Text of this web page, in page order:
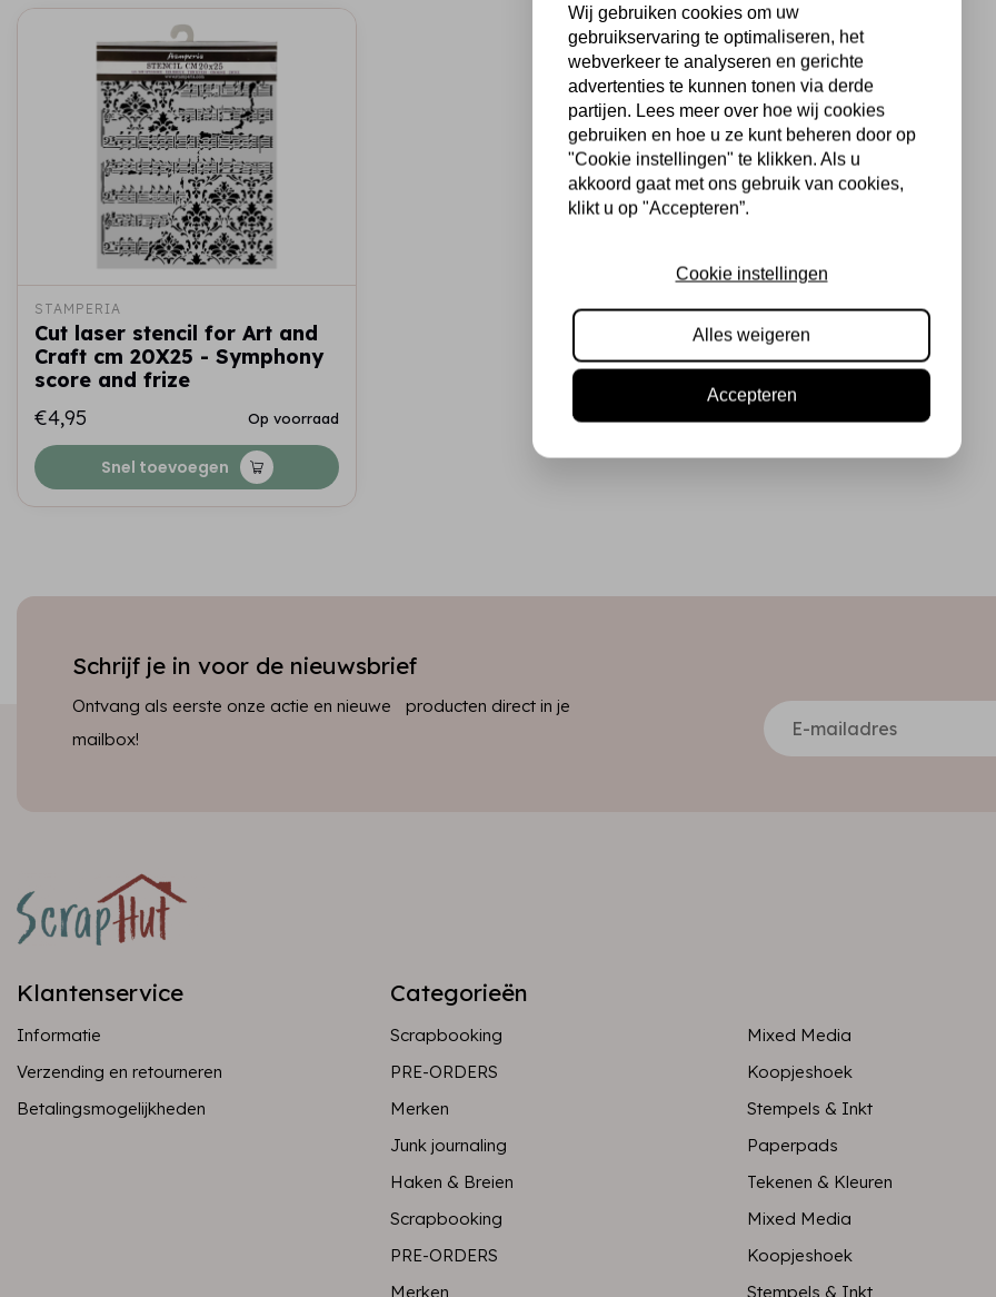
STAMPERIA
Cut laser stencil for Art and
Craft cm 20X25 - Symphony
score and frize
€4,95
Op voorraad
Snel toevoegen
Schrijf je in voor de nieuwsbrief
Ontvang als eerste onze actie en nieuwe producten direct in je
mailbox!
Klantenservice
Informatie
Verzending en retourneren
Betalingsmogelijkheden
Categorieën
Scrapbooking
Mixed Media
PRE-ORDERS
Koopjeshoek
Merken
Stempels & Inkt
Junk journaling
Paperpads
Haken & Breien
Tekenen & Kleuren
Scrapbooking
Mixed Media
PRE-ORDERS
Koopjeshoek
Merken
Stempels & Inkt
Wij gebruiken cookies om uw
gebruikservaring te optimaliseren, het
webverkeer te analyseren en gerichte
advertenties te kunnen tonen via derde
partijen. Lees meer over hoe wij cookies
gebruiken en hoe u ze kunt beheren door op
"Cookie instellingen" te klikken. Als u
akkoord gaat met ons gebruik van cookies,
klikt u op "Accepteren”.
Cookie instellingen
Alles weigeren
Accepteren